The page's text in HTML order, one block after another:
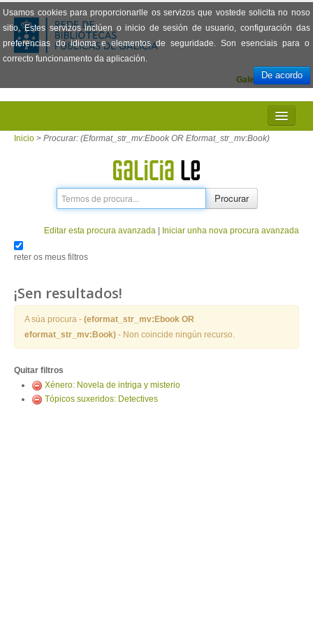
Usamos cookies para proporcionarlle os servizos que vostede solicita no noso
sitio. Estes servizos inclúen o inicio de sesión de usuario, configuración das
preferencias do idioma e elementos de seguridade. Son esenciais para o
correcto funcionamento da aplicación.
De acordo
Español
Galego
INICIO
PRÉSTAMO
ENTRAR
Inicio > Procurar: (Eformat_str_mv:Ebook OR Eformat_str_mv:Book)
Procurar
Editar esta procura avanzada Iniciar unha nova procura avanzada
reter os meus filtros
¡Sen resultados!
A súa procura - (eformat_str_mv:Ebook OR
eformat_str_mv:Book) - Non coincide ningún recurso.
Quitar filtros
Xénero: Novela de intriga y misterio
Tópicos suxeridos: Detectives